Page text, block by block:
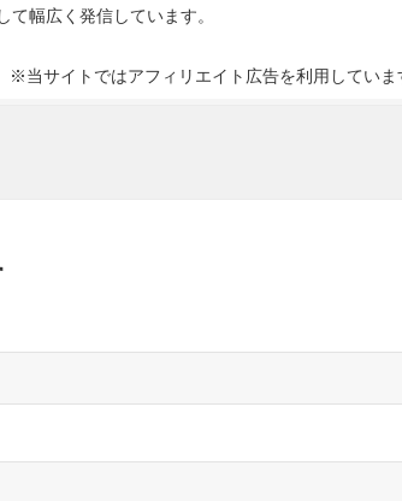
て幅広く発信しています。
※当サイトではアフィリエイト広告を利用していま